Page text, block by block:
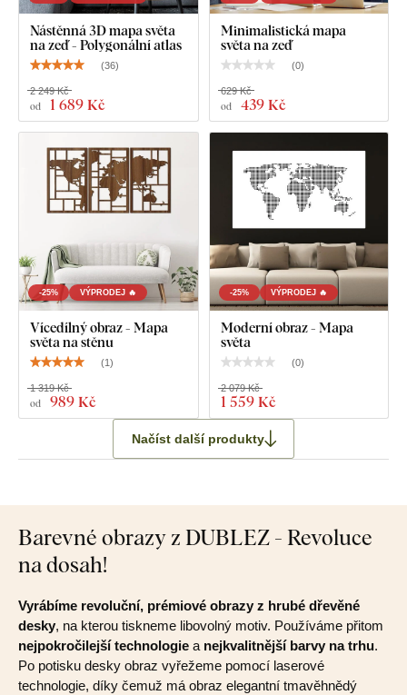
Nástěnná 3D mapa světa
na zeď - Polygonální atlas
(36)
od 1 689 Kč
2 249 Kč
Minimalistická mapa
světa na zeď
(0)
od 439 Kč
629 Kč
-25% VÝPRODEJ 🔥
Vícedílný obraz - Mapa
světa na stěnu
(1)
od 989 Kč
1 319 Kč
-25% VÝPRODEJ 🔥
Moderní obraz - Mapa
světa
(0)
1 559 Kč
2 079 Kč
Načíst další produkty
Barevné obrazy z DUBLEZ - Revoluce
na dosah!
Vyrábíme revoluční, prémiové obrazy z hrubé dřevěné
desky, na kterou tiskneme libovolný motiv. Používáme přitom
nejpokročilejší technologie a nejkvalitnější barvy na trhu.
Po potisku desky obraz vyřežeme pomocí laserové
technologie, díky čemuž má obraz elegantní tmavěhnědý